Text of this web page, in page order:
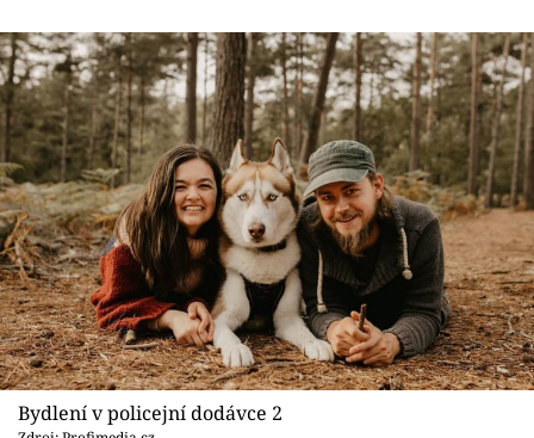
Přihlášení
Sledujte nás
Bydlení v policejní dodávce 2